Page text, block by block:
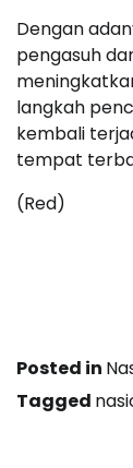
Dengan
pengasuh
langkah
kembali
tempat
(Red)
Posted in
Tagged